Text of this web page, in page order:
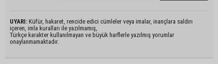
UYARI: Küfür, hakaret, rencide edici cümleler veya imalar, inançlara saldırı
içeren, imla kuralları ile yazılmamış,
Türkçe karakter kullanılmayan ve büyük harflerle yazılmış yorumlar
onaylanmamaktadır.